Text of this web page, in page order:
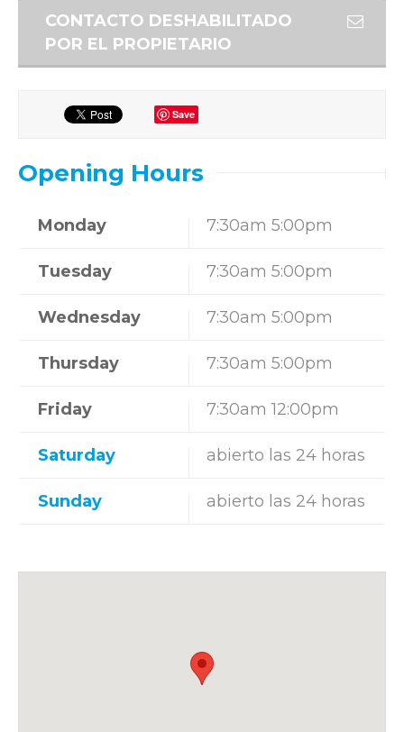
CONTACTO DESHABILITADO
POR EL PROPIETARIO
Save
Opening Hours
Monday 7:30am 5:00pm
Tuesday 7:30am 5:00pm
Wednesday 7:30am 5:00pm
Thursday 7:30am 5:00pm
Friday 7:30am 12:00pm
Saturday abierto las 24 horas
Sunday abierto las 24 horas